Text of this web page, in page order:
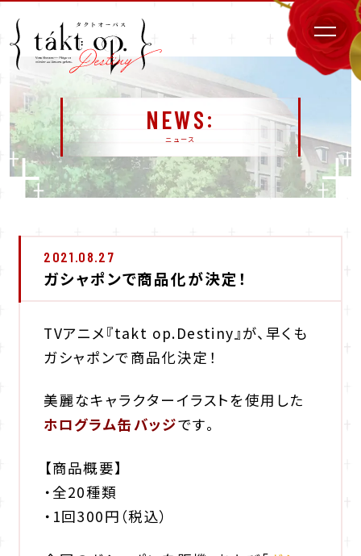
NEWS
ニュース
2021.08.27
ガシャポンで商品化が決定！
TVアニメ『takt op.Destiny』が、早くも
ガシャポンで商品化決定！
美麗なキャラクターイラストを使用した
ホログラム缶バッジです。
【商品概要】
・全20種類
・1回300円（税込）